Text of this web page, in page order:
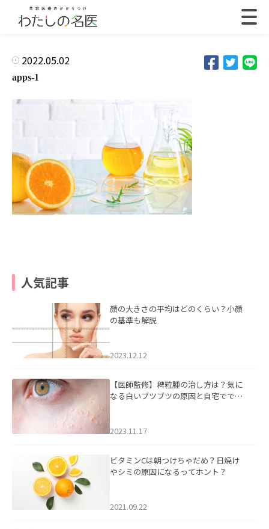
2022.05.02
apps-1
人気記事
顔の大きさの平均はどのくらい？小顔
の基準も解説
2023.12.12
【医師監修】稗粒腫の治し方は？気に
なる白いブツブツの原因と自宅ででき
2023.11.17
ビタミンCは朝つけちゃだめ？日焼け
やシミの原因になるってホント？
2021.09.22